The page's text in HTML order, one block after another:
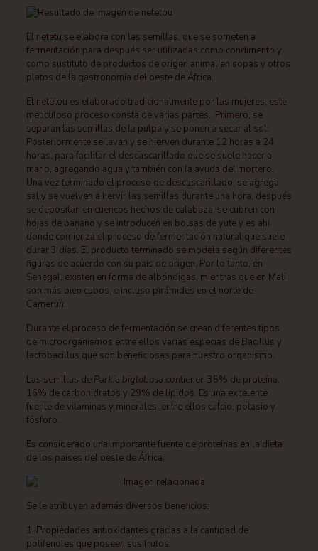
El netetu se elabora con las semillas, que se someten a
fermentación para después ser utilizadas como condimento y
como sustituto de productos de origen animal en sopas y otros
platos de la gastronomía del oeste de África.
El netetou es elaborado tradicionalmente por las mujeres, este
meticuloso proceso consta de varias partes. Primero, se
separan las semillas de la pulpa y se ponen a secar al sol.
Posteriormente se lavan y se hierven durante 12 horas a 24
horas, para facilitar el descascarillado que se suele hacer a
mano, agregando agua y también con la ayuda del mortero.
Una vez terminado el proceso de descascarillado, se agrega
sal y se vuelven a hervir las semillas durante una hora, después
se depositan en cuencos hechos de calabaza, se cubren con
hojas de banano y se introducen en bolsas de yute y es ahí
donde comienza el proceso de fermentación natural que suele
durar 3 días. El producto terminado se modela según diferentes
figuras de acuerdo con su país de origen. Por lo tanto, en
Senegal, existen en forma de albóndigas, mientras que en Mali
son más bien cubos, e incluso pirámides en el norte de
Camerún.
Durante el proceso de fermentación se crean diferentes tipos
de microorganismos entre ellos varias especias de Bacillus y
lactobacillus que son beneficiosas para nuestro organismo.
Las semillas de Parkia biglobosa contienen 35% de proteína,
16% de carbohidratos y 29% de lípidos. Es una excelente
fuente de vitaminas y minerales, entre ellos calcio, potasio y
fósforo.
Es considerado una importante fuente de proteínas en la dieta
de los países del oeste de África.
Se le atribuyen además diversos beneficios:
1. Propiedades antioxidantes gracias a la cantidad de
polifenoles que poseen sus frutos.